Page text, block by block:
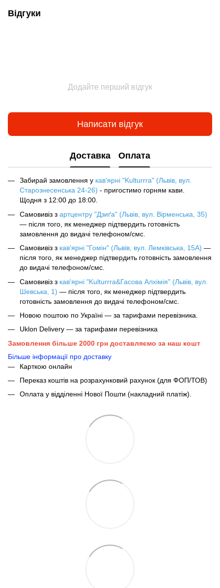
Відгуки
Додайте перший відгук
Написати відгук
Доставка Оплата
Забирай замовлення у кав‘ярні "Kulturrra" (Львів, вул.
Старознесенська 24-26) - пригостимо горням кави.
Щодня з 12:00 до 18:00.
Самовивіз з артцентру "Дзиґа" (Львів, вул. Вірменська, 35)
— після того, як менеджер підтвердить готовність
замовлення до видачі телефоном/смс.
Самовивіз з кав'ярні "Гомін" (Львів, вул. Лемківська, 15А) —
після того, як менеджер підтвердить готовність замовлення
до видачі телефоном/смс.
Самовивіз з кав'ярні "Kulturrra&Гасова Алхімія" (Львів, вул.
Шевська, 1) — після того, як менеджер підтвердить
готовність замовлення до видачі телефоном/смс.
Новою поштою по Україні — за тарифами перевізника.
Uklon Delivery — за тарифами перевізника
Замовлення більше 2000 грн доставляємо за наш кошт
Більше інформації про доставку
Карткою онлайн
Переказ коштів на розрахунковий рахунок (для ФОП/ТОВ)
Оплата у відділенні Нової Пошти (накладний платіж).